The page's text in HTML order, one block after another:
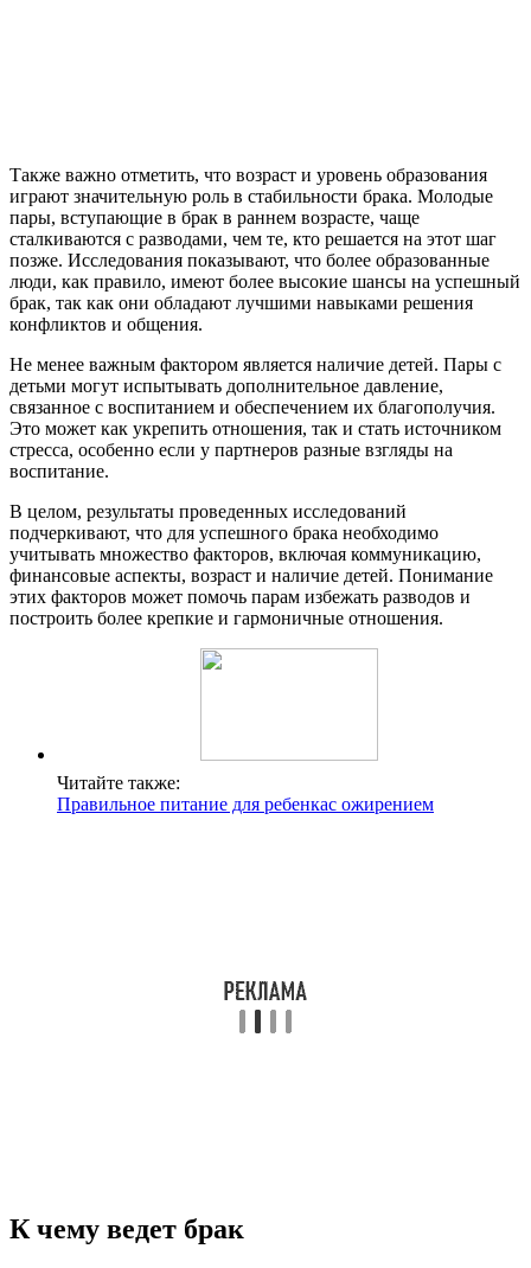
Также важно отметить, что возраст и уровень образования
играют значительную роль в стабильности брака. Молодые
пары, вступающие в брак в раннем возрасте, чаще
сталкиваются с разводами, чем те, кто решается на этот шаг
позже. Исследования показывают, что более образованные
люди, как правило, имеют более высокие шансы на успешный
брак, так как они обладают лучшими навыками решения
конфликтов и общения.
Не менее важным фактором является наличие детей. Пары с
детьми могут испытывать дополнительное давление,
связанное с воспитанием и обеспечением их благополучия.
Это может как укрепить отношения, так и стать источником
стресса, особенно если у партнеров разные взгляды на
воспитание.
В целом, результаты проведенных исследований
подчеркивают, что для успешного брака необходимо
учитывать множество факторов, включая коммуникацию,
финансовые аспекты, возраст и наличие детей. Понимание
этих факторов может помочь парам избежать разводов и
построить более крепкие и гармоничные отношения.
Читайте также:
Правильное питание для ребенкас ожирением
К чему ведет брак